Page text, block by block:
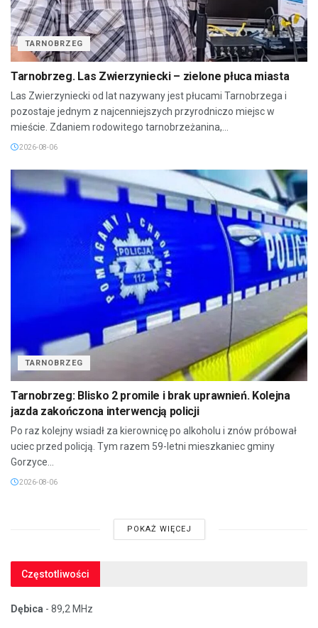
TARNOBRZEG
Tarnobrzeg. Las Zwierzyniecki – zielone płuca miasta
Las Zwierzyniecki od lat nazywany jest płucami Tarnobrzega i
pozostaje jednym z najcenniejszych przyrodniczo miejsc w
mieście. Zdaniem rodowitego tarnobrzeżanina,...
2026-08-06
TARNOBRZEG
Tarnobrzeg: Blisko 2 promile i brak uprawnień. Kolejna
jazda zakończona interwencją policji
Po raz kolejny wsiadł za kierownicę po alkoholu i znów próbował
uciec przed policją. Tym razem 59-letni mieszkaniec gminy
Gorzyce...
2026-08-06
POKAŻ WIĘCEJ
Częstotliwości
Dębica - 89,2 MHz